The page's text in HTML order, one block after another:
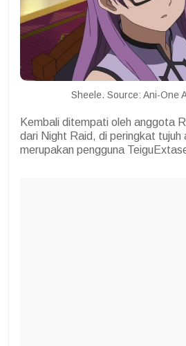
Sheele. Source: Ani-One
Kembali ditempati oleh anggota
dari Night Raid, di peringkat tujuh
merupakan pengguna